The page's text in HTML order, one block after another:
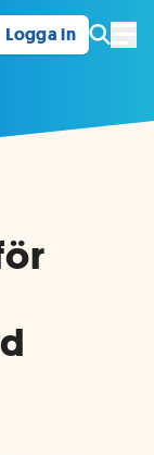
Logga in